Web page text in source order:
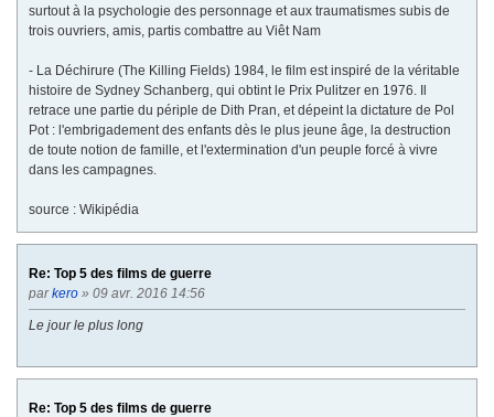
surtout à la psychologie des personnage et aux traumatismes subis de
trois ouvriers, amis, partis combattre au Viêt Nam
- La Déchirure (The Killing Fields) 1984, le film est inspiré de la véritable
histoire de Sydney Schanberg, qui obtint le Prix Pulitzer en 1976. Il
retrace une partie du périple de Dith Pran, et dépeint la dictature de Pol
Pot : l'embrigadement des enfants dès le plus jeune âge, la destruction
de toute notion de famille, et l'extermination d'un peuple forcé à vivre
dans les campagnes.
source : Wikipédia
Re: Top 5 des films de guerre
parkero » 09 avr. 2016 14:56
Le jour le plus long
Re: Top 5 des films de guerre